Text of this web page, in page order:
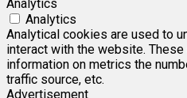
Analytics
Analytics
Analytical cookies are used to
interact with the website.
information on metrics the
traffic source, etc.
Advertisement